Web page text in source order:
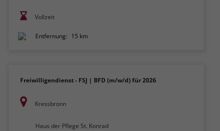
Vollzeit
Entfernung: 15 km
Freiwilligendienst - FSJ | BFD (m/w/d) für 2026
Kressbronn
Haus der Pflege St. Konrad